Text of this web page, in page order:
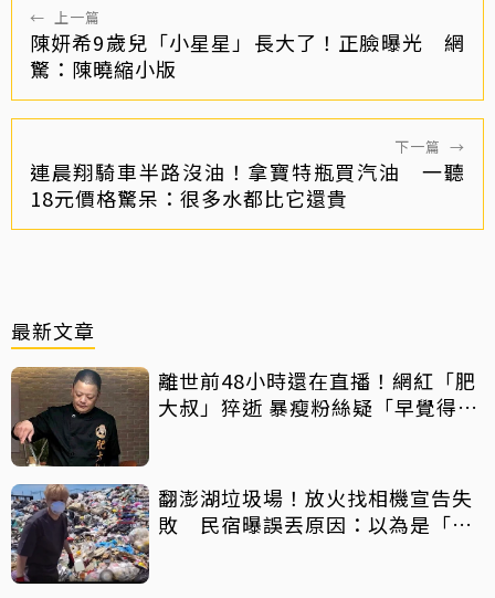
← 上一篇
陳妍希9歲兒「小星星」長大了！正臉曝光 網
驚：陳曉縮小版
下一篇 →
連晨翔騎車半路沒油！拿寶特瓶買汽油 一聽
18元價格驚呆：很多水都比它還貴
最新文章
離世前48小時還在直播！網紅「肥
大叔」猝逝 暴瘦粉絲疑「早覺得不
翻澎湖垃圾場！放火找相機宣告失
敗 民宿曝誤丟原因：以為是「按